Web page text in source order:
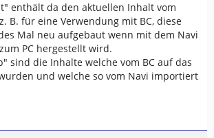
enthält da den aktuellen Inhalt vom
B. für eine Verwendung mit BC, diese
Mal neu aufgebaut wenn mit dem Navi
PC hergestellt wird.
sind die Inhalte welche vom BC auf das
und welche so vom Navi importiert